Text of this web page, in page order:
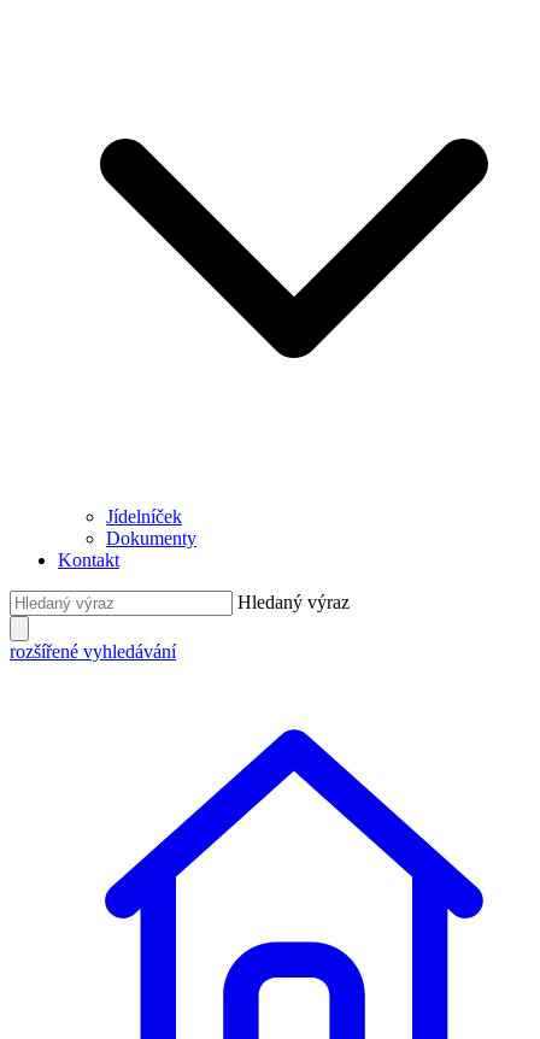
Jídelníček
Dokumenty
Kontakt
Hledaný výraz
rozšířené vyhledávání